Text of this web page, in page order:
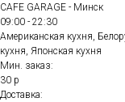
CAFE GARAGE - Минск
09:00 - 22:30
Американская кухня,
кухня, Японская кухня
Мин. заказ:
30 р
Доставка: